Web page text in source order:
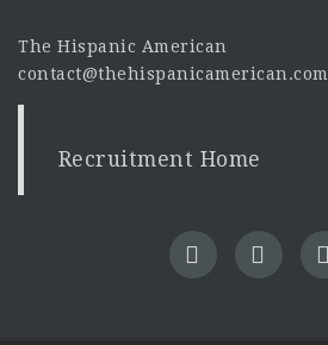
The Hispanic American
contact@thehispanicamerican.com
Recruitment Home